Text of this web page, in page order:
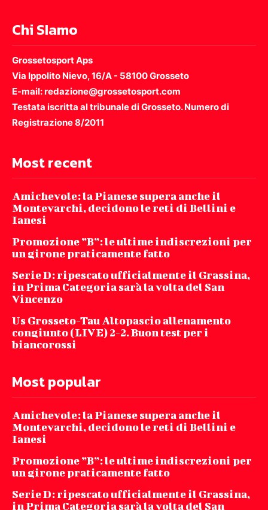
Chi SIamo
Grossetosport Aps
Via Ippolito Nievo, 16/A - 58100 Grosseto
E-mail: redazione@grossetosport.com
Testata iscritta al tribunale di Grosseto. Numero di
Registrazione 8/2011
Most recent
Amichevole: la Pianese supera anche il
Montevarchi, decidono le reti di Bellini e
Ianesi
Promozione ”B”: le ultime indiscrezioni per
un girone praticamente fatto
Serie D: ripescato ufficialmente il Grassina,
in Prima Categoria sarà la volta del San
Vincenzo
Us Grosseto-Tau Altopascio allenamento
congiunto (LIVE) 2-2. Buon test per i
biancorossi
Most popular
Amichevole: la Pianese supera anche il
Montevarchi, decidono le reti di Bellini e
Ianesi
Promozione ”B”: le ultime indiscrezioni per
un girone praticamente fatto
Serie D: ripescato ufficialmente il Grassina,
in Prima Categoria sarà la volta del San